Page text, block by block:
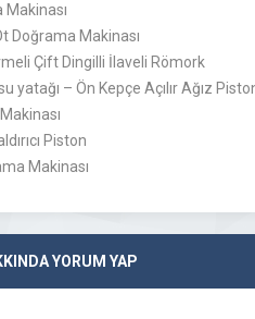
Doğrama Makinası
Çift Dingilli İlaveli Römork
yatağı – Ön Kepçe Açılır Ağız
Piston
Makinası
YORUM YAP